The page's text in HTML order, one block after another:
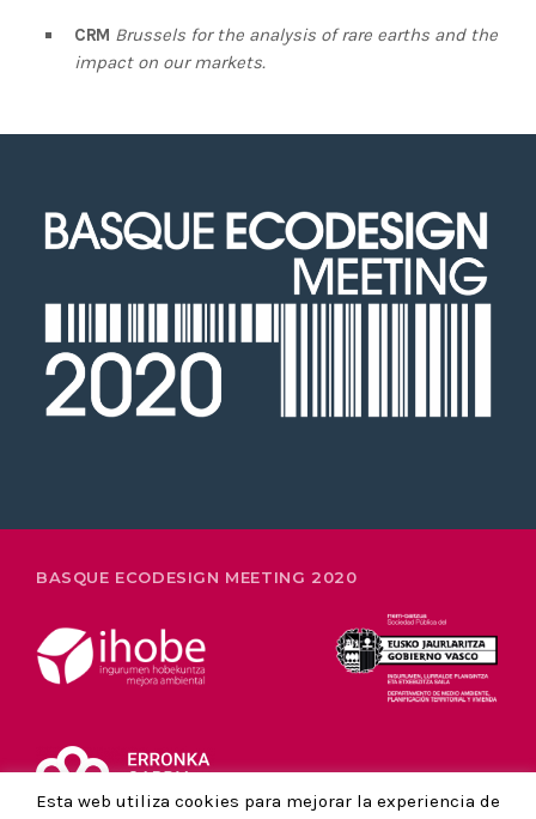
CRM Brussels for the analysis of rare earths and the
impact on our markets.
BASQUE ECODESIGN MEETING 2020
Esta web utiliza cookies para mejorar la experiencia de